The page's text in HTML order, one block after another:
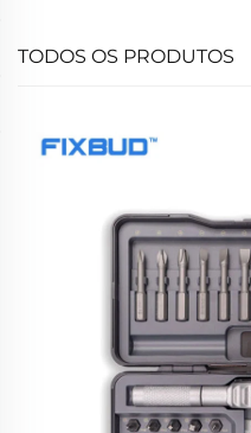
TODOS OS PRODUTOS